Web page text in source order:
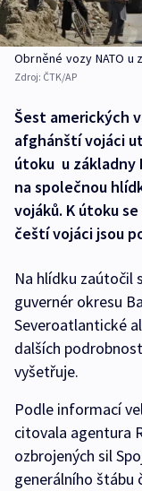
Obrněné vozy NATO u
Zdroj: ČTK/AP
Šest amerických
afghánští vojáci
útoku u základny
na společnou
vojáků. K útoku
čeští vojáci jsou
Na hlídku zaútočil
guvernér okresu
Severoatlantické
dalších
vyšetřuje.
Podle informací
citovala agentura
ozbrojených sil
generálního štábu